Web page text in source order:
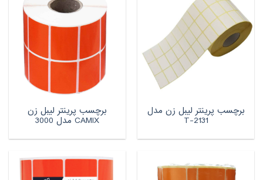
برچسب پرینتر لیبل زن مدل
T-2131
برچسب پرینتر لیبل زن
CAMIX مدل 3000